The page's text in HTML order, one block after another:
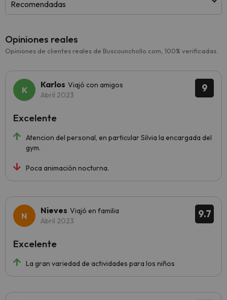
Recomendadas
Opiniones reales
Opiniones de clientes reales de Buscounchollo.com, 100% verificadas.
9
Karlos Viajó con amigos
Abril 2023
Atencion del personal, en particular Silvia la encargada del
gym.
Poca animación nocturna.
Excelente
9.7
Nieves Viajó en familia
Abril 2023
La gran variedad de actividades para los niños
Excelente